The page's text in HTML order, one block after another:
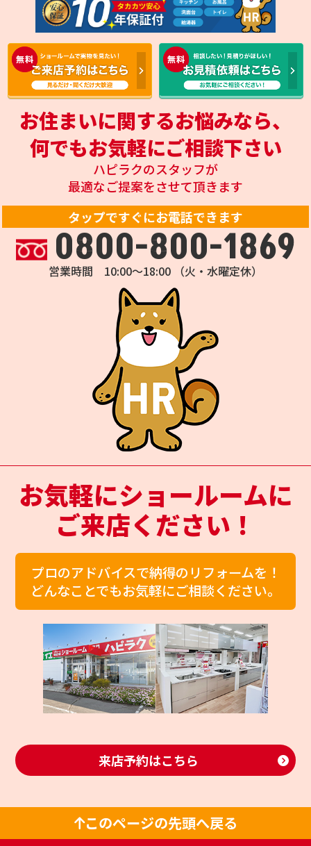
お住まいに関するお悩みなら、
何でもお気軽にご相談下さい
ハピラクのスタッフが
最適なご提案をさせて頂きます
タップですぐにお電話できます
0800-800-1869
営業時間 10:00～18:00 （火・水曜定休）
お気軽にショールームに
ご来店ください！
プロのアドバイスで納得のリフォームを！
どんなことでもお気軽にご相談ください。
来店予約はこちら
このページの先頭へ戻る